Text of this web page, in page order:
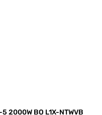
2000W BO L1X-NTWVB